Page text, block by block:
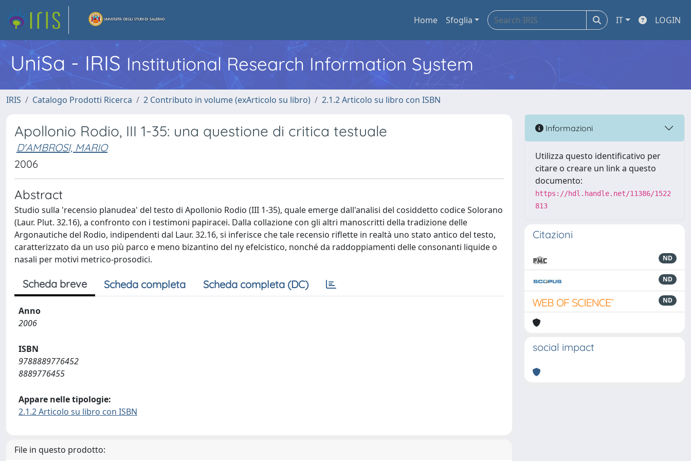
Home Sfoglia IT LOGIN
UniSa - IRIS Institutional Research Information System
IRIS Catalogo Prodotti Ricerca 2 Contributo in volume (exArticolo su libro) 2.1.2 Articolo su libro con ISBN
Apollonio Rodio, III 1-35: una questione di critica testuale
D'AMBROSI, MARIO
2006
Abstract
Studio sulla 'recensio planudea' del testo di Apollonio Rodio (III 1-35), quale emerge dall'analisi del cosiddetto codice Solorano
(Laur. Plut. 32.16), a confronto con i testimoni papiracei. Dalla collazione con gli altri manoscritti della tradizione delle
Argonautiche del Rodio, indipendenti dal Laur. 32.16, si inferisce che tale recensio riflette in realtà uno stato antico del testo,
caratterizzato da un uso più parco e meno bizantino del ny efelcistico, nonché da raddoppiamenti delle consonanti liquide o
nasali per motivi metrico-prosodici.
Scheda breve Scheda completa Scheda completa (DC)
Anno
2006
ISBN
9788889776452
8889776455
Appare nelle tipologie:
2.1.2 Articolo su libro con ISBN
File in questo prodotto:
Informazioni
Utilizza questo identificativo per
citare o creare un link a questo
documento:
https://hdl.handle.net/11386/1522
813
Citazioni
ND
ND
ND
social impact